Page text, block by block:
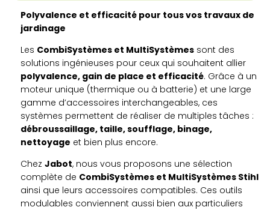
Polyvalence et efficacité pour tous vos travaux de
jardinage
Les CombiSystèmes et MultiSystèmes sont des
solutions ingénieuses pour ceux qui souhaitent allier
polyvalence, gain de place et efficacité. Grâce à un
moteur unique (thermique ou à batterie) et une large
gamme d’accessoires interchangeables, ces
systèmes permettent de réaliser de multiples tâches :
débroussaillage, taille, soufflage, binage,
nettoyage et bien plus encore.
Chez Jabot, nous vous proposons une sélection
complète de CombiSystèmes et MultiSystèmes Stihl
ainsi que leurs accessoires compatibles. Ces outils
modulables conviennent aussi bien aux particuliers